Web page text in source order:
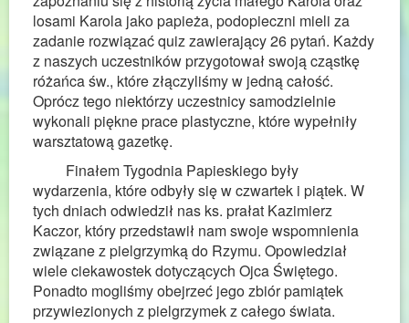
losami Karola jako papieża, podopieczni mieli za
zadanie rozwiązać quiz zawierający 26 pytań. Każdy
z naszych uczestników przygotował swoją cząstkę
różańca św., które złączyliśmy w jedną całość.
Oprócz tego niektórzy uczestnicy samodzielnie
wykonali piękne prace plastyczne, które wypełniły
warsztatową gazetkę.
Finałem Tygodnia Papieskiego były
wydarzenia, które odbyły się w czwartek i piątek. W
tych dniach odwiedził nas ks. prałat Kazimierz
Kaczor, który przedstawił nam swoje wspomnienia
związane z pielgrzymką do Rzymu. Opowiedział
wiele ciekawostek dotyczących Ojca Świętego.
Ponadto mogliśmy obejrzeć jego zbiór pamiątek
przywiezionych z pielgrzymek z całego świata.